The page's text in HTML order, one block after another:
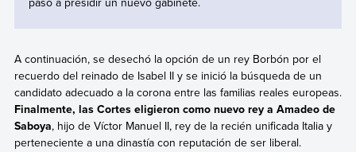
A continuación, se desechó la opción de un rey Borbón por el
recuerdo del reinado de Isabel II y se inició la búsqueda de un
candidato adecuado a la corona entre las familias reales europeas.
Finalmente, las Cortes eligieron como nuevo rey a Amadeo de
Saboya, hijo de Víctor Manuel II, rey de la recién unificada Italia y
perteneciente a una dinastía con reputación de ser liberal.